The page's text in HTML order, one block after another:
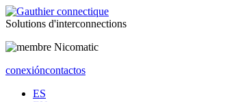
Solutions d'interconnections
conexióncontactos
ES